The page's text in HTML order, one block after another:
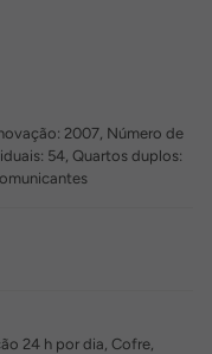
2007, Número de
54, Quartos duplos:
24 h por dia, Cofre,